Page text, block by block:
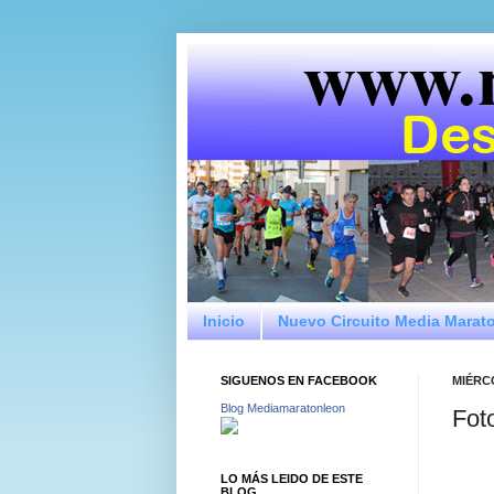
Inicio Nuevo Circuito Media
SIGUENOS EN FACEBOOK
Blog Mediamaratonleon
LO MÁS LEIDO DE ESTE